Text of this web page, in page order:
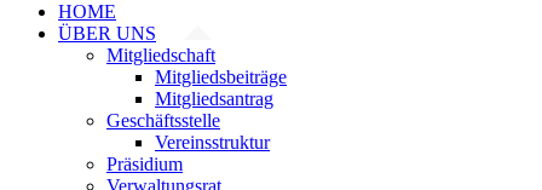
HOME
ÜBER UNS
Mitgliedschaft
Mitgliedsbeiträge
Mitgliedsantrag
Geschäftsstelle
Vereinsstruktur
Präsidium
Verwaltungsrat